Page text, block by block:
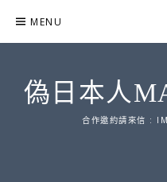
content
MENU
偽日本人
合作邀約請來信 :